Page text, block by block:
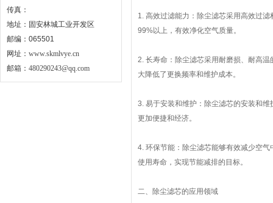
传真：
地址：固安林城工业开发区
邮编：065501
网址： www.skmlvye.cn
邮箱： 480290243@qq.com
1. 高效过滤能力：除尘滤芯采用高效过
99%以上，有效净化空气质量。
2. 长寿命：除尘滤芯采用耐磨损、耐高
大降低了更换频率和维护成本。
3. 易于安装和维护：除尘滤芯的安装和
更加便捷和经济。
4. 环保节能：除尘滤芯能够有效减少空
使用寿命，实现节能减排的目标。
二、除尘滤芯的应用领域